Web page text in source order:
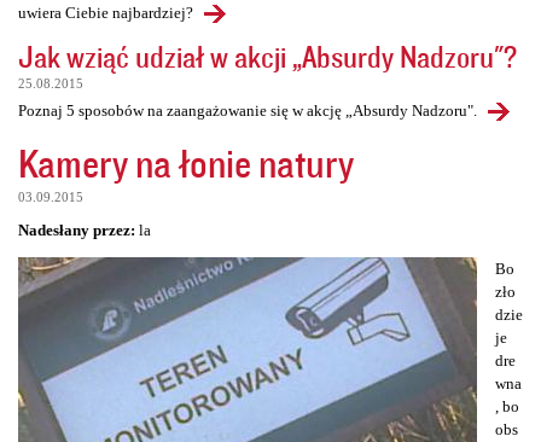
uwiera Ciebie najbardziej?
Jak wziąć udział w akcji „Absurdy Nadzoru"?
25.08.2015
Poznaj 5 sposobów na zaangażowanie się w akcję „Absurdy Nadzoru".
Kamery na łonie natury
03.09.2015
Nadesłany przez: la
Bo
zło
dzie
je
dre
wna
, bo
obs